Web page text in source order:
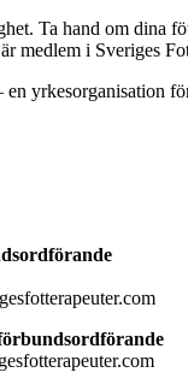
Ta hand om dina
medlem i Sveriges
en yrkesorganisation